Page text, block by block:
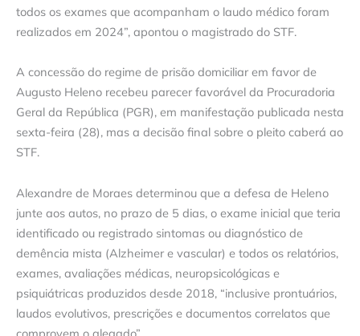
todos os exames que acompanham o laudo médico foram
realizados em 2024”, apontou o magistrado do STF.
A concessão do regime de prisão domiciliar em favor de
Augusto Heleno recebeu parecer favorável da Procuradoria
Geral da República (PGR), em manifestação publicada nesta
sexta-feira (28), mas a decisão final sobre o pleito caberá ao
STF.
Alexandre de Moraes determinou que a defesa de Heleno
junte aos autos, no prazo de 5 dias, o exame inicial que teria
identificado ou registrado sintomas ou diagnóstico de
demência mista (Alzheimer e vascular) e todos os relatórios,
exames, avaliações médicas, neuropsicológicas e
psiquiátricas produzidos desde 2018, “inclusive prontuários,
laudos evolutivos, prescrições e documentos correlatos que